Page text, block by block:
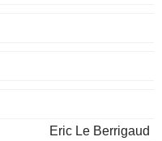
Eric Le Berrigaud